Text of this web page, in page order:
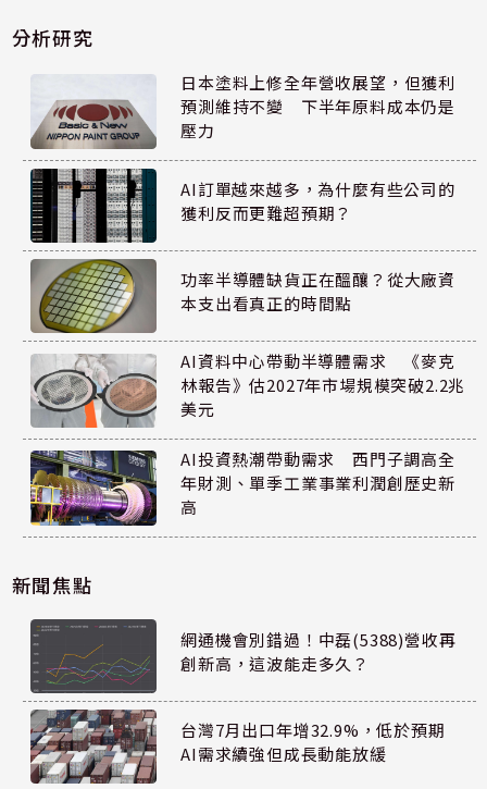
分析研究
日本塗料上修全年營收展望，但獲利
預測維持不變 下半年原料成本仍是
壓力
AI訂單越來越多，為什麼有些公司的
獲利反而更難超預期？
功率半導體缺貨正在醞釀？從大廠資
本支出看真正的時間點
AI資料中心帶動半導體需求 《麥克
林報告》估2027年市場規模突破2.2兆
美元
AI投資熱潮帶動需求 西門子調高全
年財測、單季工業事業利潤創歷史新
高
新聞焦點
網通機會別錯過！中磊(5388)營收再
創新高，這波能走多久？
台灣7月出口年增32.9%，低於預期
AI需求續強但成長動能放緩